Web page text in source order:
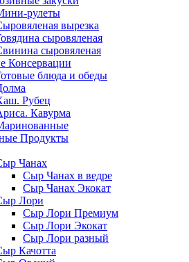
рулеты
вырезка
сыровяленая
сыровяленая
Консервации
блюда и обеды
Рубец
Кавурма
Продукты
Чанах
Сыр Чанах в ведре
Сыр Чанах Экокат
Лори
Сыр Лори Премиум
Сыр Лори Экокат
Сыр Лори разный
Качотта